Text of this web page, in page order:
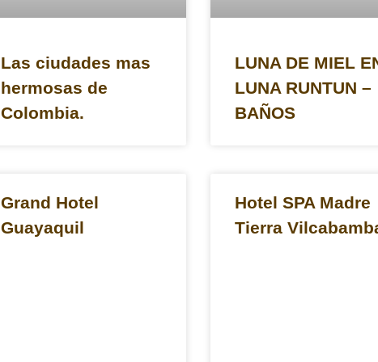
Las ciudades mas
hermosas de
Colombia.
LUNA DE MIEL
LUNA RUNTUN –
BAÑOS
Grand Hotel
Guayaquil
Hotel SPA Madre
Tierra